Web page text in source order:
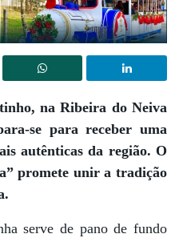
na Ribeira do Neiva
se para receber uma
autênticas da região. O
promete unir a tradição
serve de pano de fundo